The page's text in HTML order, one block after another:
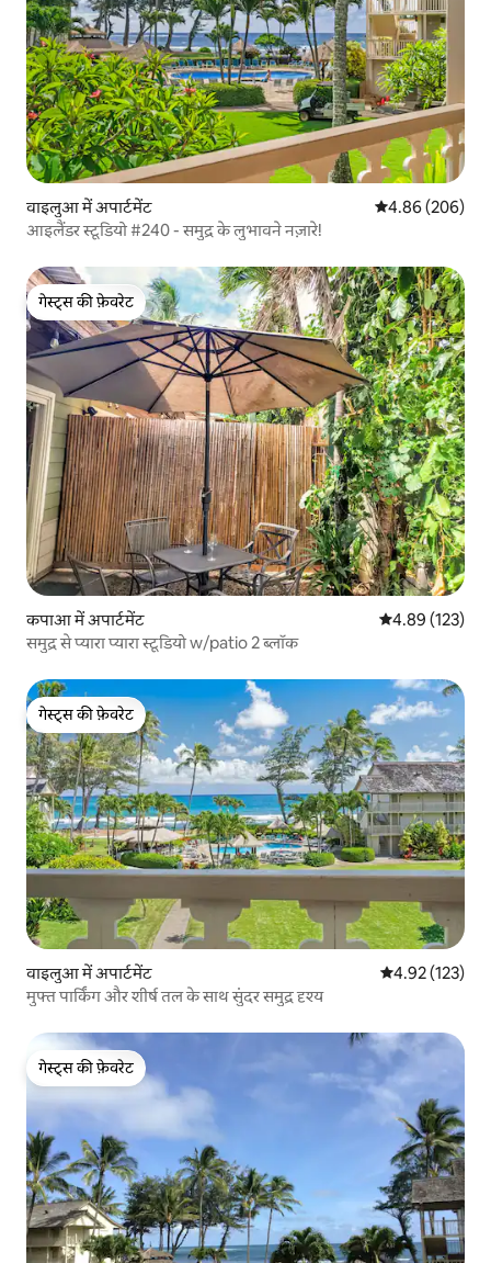
वाइलुआ में अपार्टमेंट औसत रेटिंग 5 में से
4.86 (206)
आइलैंडर स्टूडियो #240 - समुद्र के लुभावने नज़ारे!
गेस्ट्स की फ़ेवरेट
गेस्ट्स की फ़ेवरेट
कपाआ में अपार्टमेंट औसत रेटिंग 5 में से
4.89 (123)
समुद्र से प्यारा प्यारा स्टूडियो w/patio 2 ब्लॉक
गेस्ट्स की फ़ेवरेट
गेस्ट्स की फ़ेवरेट
वाइलुआ में अपार्टमेंट औसत रेटिंग 5 में से
4.92 (123)
मुफ्त पार्किंग और शीर्ष तल के साथ सुंदर समुद्र दृश्य
गेस्ट्स की फ़ेवरेट
गेस्ट्स की फ़ेवरेट